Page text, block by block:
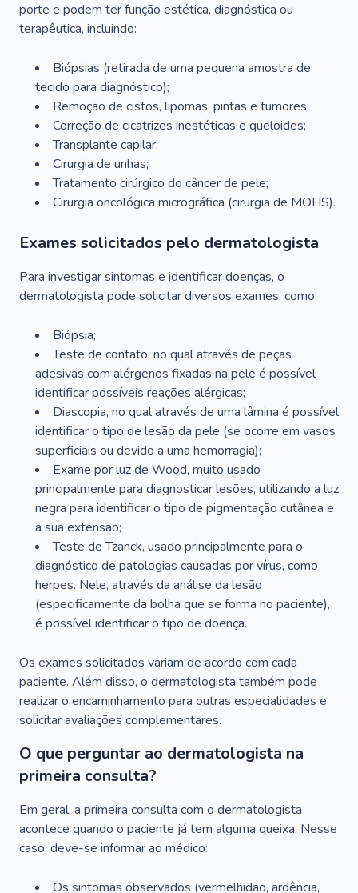
porte e podem ter função estética, diagnóstica ou
terapêutica, incluindo:
Biópsias (retirada de uma pequena amostra de
tecido para diagnóstico);
Remoção de cistos, lipomas, pintas e tumores;
Correção de cicatrizes inestéticas e queloides;
Transplante capilar;
Cirurgia de unhas;
Tratamento cirúrgico do câncer de pele;
Cirurgia oncológica micrográfica (cirurgia de MOHS).
Exames solicitados pelo dermatologista
Para investigar sintomas e identificar doenças, o
dermatologista pode solicitar diversos exames, como:
Biópsia;
Teste de contato, no qual através de peças
adesivas com alérgenos fixadas na pele é possível
identificar possíveis reações alérgicas;
Diascopia, no qual através de uma lâmina é possível
identificar o tipo de lesão da pele (se ocorre em vasos
superficiais ou devido a uma hemorragia);
Exame por luz de Wood, muito usado
principalmente para diagnosticar lesões, utilizando a luz
negra para identificar o tipo de pigmentação cutânea e
a sua extensão;
Teste de Tzanck, usado principalmente para o
diagnóstico de patologias causadas por vírus, como
herpes. Nele, através da análise da lesão
(especificamente da bolha que se forma no paciente),
é possível identificar o tipo de doença.
Os exames solicitados variam de acordo com cada
paciente. Além disso, o dermatologista também pode
realizar o encaminhamento para outras especialidades e
solicitar avaliações complementares.
O que perguntar ao dermatologista na
primeira consulta?
Em geral, a primeira consulta com o dermatologista
acontece quando o paciente já tem alguma queixa. Nesse
caso, deve-se informar ao médico:
Os sintomas observados (vermelhidão, ardência,